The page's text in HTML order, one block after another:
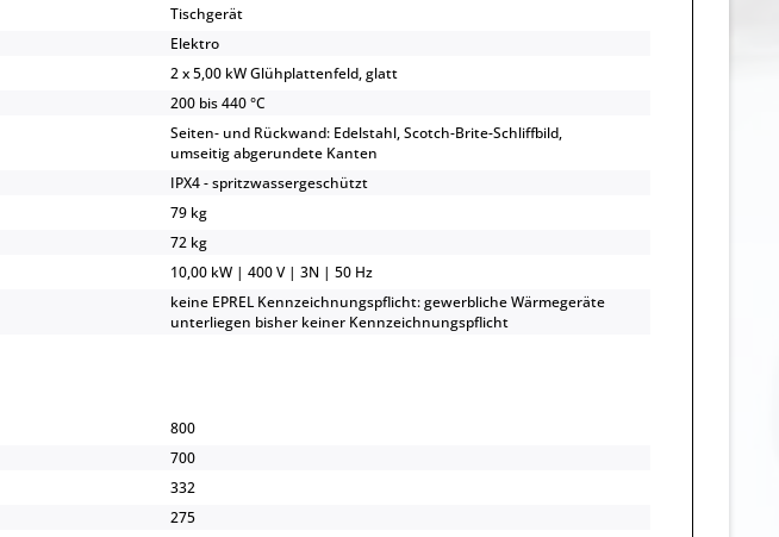
Tischgerät
Elektro
2 x 5,00 kW Glühplattenfeld, glatt
200 bis 440 °C
Seiten- und Rückwand: Edelstahl, Scotch-Brite-Schliffbild,
umseitig abgerundete Kanten
IPX4 - spritzwassergeschützt
79 kg
72 kg
10,00 kW | 400 V | 3N | 50 Hz
keine EPREL Kennzeichnungspflicht: gewerbliche Wärmegeräte
unterliegen bisher keiner Kennzeichnungspflicht
800
700
332
275